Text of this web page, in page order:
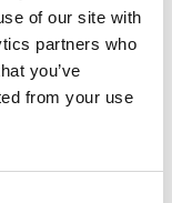
of our site with
partners who
you’ve
from your use
un
tecnologie